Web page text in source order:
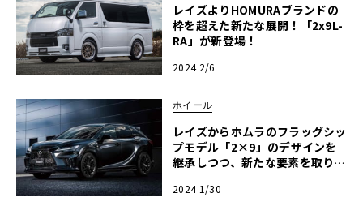
レイズよりHOMURAブランドの
枠を超えた新たな展開！「2x9L-
RA」が新登場！
2024 2/6
ホイール
レイズからホムラのフラッグシッ
プモデル「2×9」のデザインを
継承しつつ、新たな要素を取り入
2024 1/30